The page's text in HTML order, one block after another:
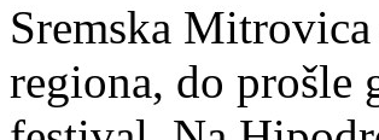
Sremska
regiona, do prošle